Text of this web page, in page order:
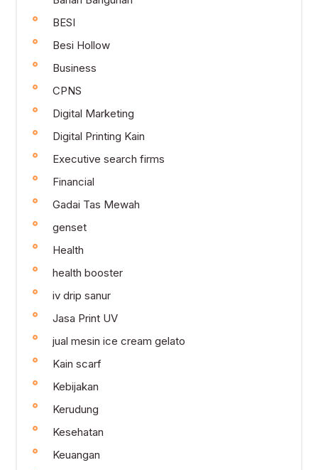
BESI
Besi Hollow
Business
CPNS
Digital Marketing
Digital Printing Kain
Executive search firms
Financial
Gadai Tas Mewah
genset
Health
health booster
iv drip sanur
Jasa Print UV
jual mesin ice cream gelato
Kain scarf
Kebijakan
Kerudung
Kesehatan
Keuangan